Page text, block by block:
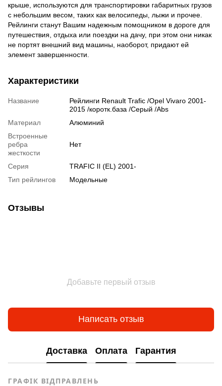
крыше, используются для транспортировки габаритных грузов
с небольшим весом, таких как велосипеды, лыжи и прочее.
Рейлинги станут Вашим надежным помощником в дороге для
путешествия, отдыха или поездки на дачу, при этом они никак
не портят внешний вид машины, наоборот, придают ей
элемент завершенности.
Характеристики
Название
Рейлинги Renault Trafic /Opel Vivaro 2001-
2015 /коротк.база /Серый /Abs
Материал
Алюминий
Встроенные
ребра
жесткости
Нет
Серия
TRAFIC II (EL) 2001-
Тип рейлингов
Модельные
Отзывы
Добавьте первый отзыв
Написать отзыв
Доставка Оплата Гарантия
ГРАФІК ВІДПРАВЛЕНЬ